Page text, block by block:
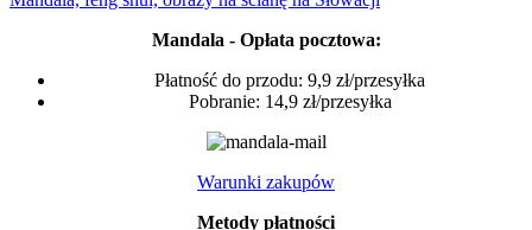
Mandala - Opłata pocztowa:
Płatność do przodu: 9,9 zł/przesyłka
Pobranie: 14,9 zł/przesyłka
Warunki zakupów
Metody płatności